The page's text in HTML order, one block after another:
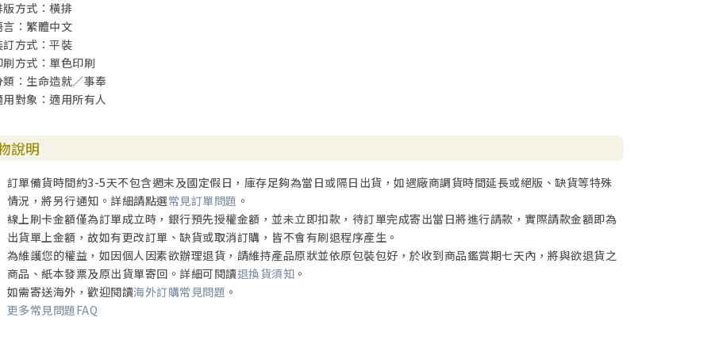
版方式：橫排
言：繁體中文
訂方式：平裝
刷方式：單色印刷
類：生命造就／事奉
用對象：適用所有人
說明
訂單備貨時間約3-5天不包含週末及國定假日，庫存足夠為當日或隔日出貨，如遇廠商調貨時間延長或絕版、缺貨等特殊
情況，將另行通知。詳細請點選常見訂單問題 。
線上刷卡金額僅為訂單成立時，銀行預先授權金額，並未立即扣款，待訂單完成寄出當日將進行請款，實際請款金額即為
出貨單上金額，故如有更改訂單、缺貨或取消訂購，皆不會有刷退程序產生。
為維護您的權益，如因個人因素欲辦理退貨，請維持產品原狀並依原包裝包好，於收到商品鑑賞期七天內，將與欲退貨之
商品、紙本發票及原出貨單寄回。詳細可閱讀退換貨須知 。
如需寄送海外，歡迎閱讀海外訂購常見問題 。
更多常見問題FAQ